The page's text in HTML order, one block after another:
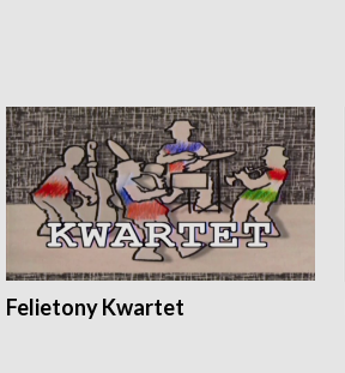
Felietony Kwartet